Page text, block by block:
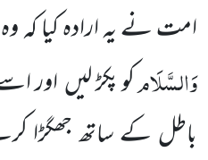
امت نے یہ ارادہ کیا کہ
وَالسَّلَامکو پکڑ لیںاور
باطل کے ساتھ جھگڑا